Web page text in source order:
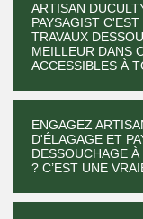
ARTISAN
PAYSAGIST
TRAVAUX
MEILLEUR DANS
ACCESSIBLES À
ENGAGEZ
D'ÉLAGAGE ET
DESSOUCHAGE
? C’EST UNE